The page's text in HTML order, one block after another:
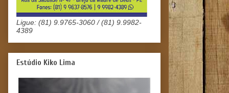
Ligue: (81) 9.9765-3060 / (81) 9.9982-
4389
Estúdio Kiko Lima